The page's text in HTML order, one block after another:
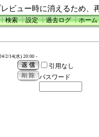
ビュー時に消えるため、
検索┃設定┃過去ログ┃ホーム
2/14(水) 20:00 -
引用なし
パスワード